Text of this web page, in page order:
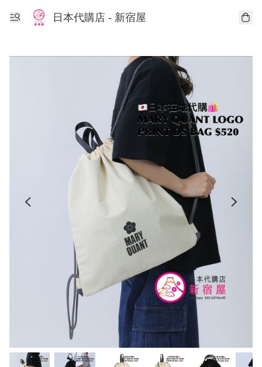
日本代購店 - 新宿屋